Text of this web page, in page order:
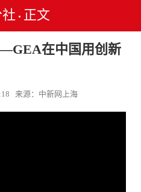
社 • 正文
在中国用创新
来源：中新网上海